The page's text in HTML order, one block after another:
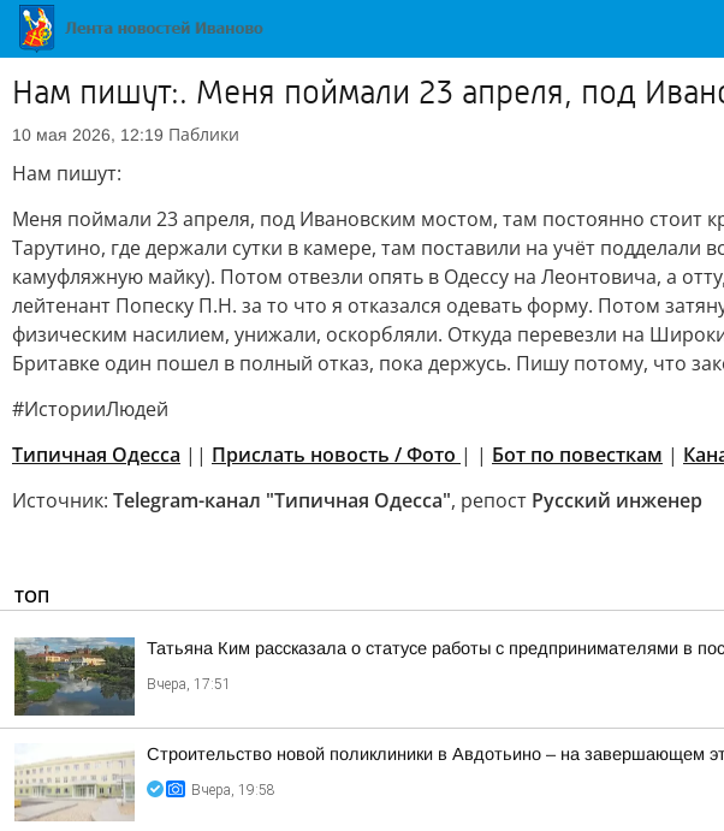
Нам пишут:. Меня поймали 23 апреля, под
10 мая 2026, 12:19 Паблики
Нам пишут:
Меня поймали 23 апреля, под Ивановским мостом, там постоянно стоит
Тарутино, где держали сутки в камере, там поставили на учёт
камуфляжную майку). Потом отвезли опять в Одессу на Леонтовича, а
лейтенант Попеску П.Н. за то что я отказался одевать форму. Потом
физическим насилием, унижали, оскорбляли. Откуда перевезли на
Бритавке один пошел в полный отказ, пока держусь. Пишу потому, что
#ИсторииЛюдей
Типичная Одесса || Прислать новость / Фото | | Бот по повесткам |
Источник: Telegram-канал "Типичная Одесса", репост Русский инженер
ТОП
Татьяна Ким рассказала о статусе работы с предпринимателями в
Вчера, 17:51
Строительство новой поликлиники в Авдотьино – на завершающем
Вчера, 19:58